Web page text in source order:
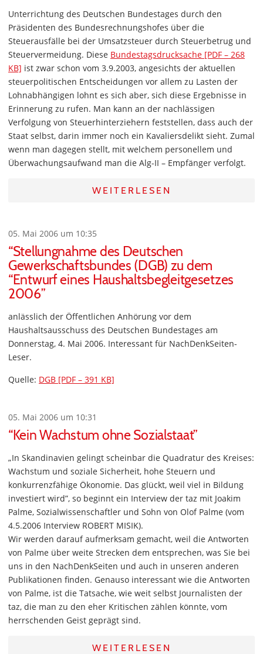
Unterrichtung des Deutschen Bundestages durch den
Präsidenten des Bundesrechnungshofes über die
Steuerausfälle bei der Umsatzsteuer durch Steuerbetrug und
Steuervermeidung. Diese Bundestagsdrucksache [PDF – 268
KB] ist zwar schon vom 3.9.2003, angesichts der aktuellen
steuerpolitischen Entscheidungen vor allem zu Lasten der
Lohnabhängigen lohnt es sich aber, sich diese Ergebnisse in
Erinnerung zu rufen. Man kann an der nachlässigen
Verfolgung von Steuerhinterziehern feststellen, dass auch der
Staat selbst, darin immer noch ein Kavaliersdelikt sieht. Zumal
wenn man dagegen stellt, mit welchem personellem und
Überwachungsaufwand man die Alg-II – Empfänger verfolgt.
WEITERLESEN
05. Mai 2006 um 10:35
“Stellungnahme des Deutschen
Gewerkschaftsbundes (DGB) zu dem
“Entwurf eines Haushaltsbegleitgesetzes
2006”
anlässlich der Öffentlichen Anhörung vor dem
Haushaltsausschuss des Deutschen Bundestages am
Donnerstag, 4. Mai 2006. Interessant für NachDenkSeiten-
Leser.
Quelle: DGB [PDF – 391 KB]
05. Mai 2006 um 10:31
“Kein Wachstum ohne Sozialstaat”
„In Skandinavien gelingt scheinbar die Quadratur des Kreises:
Wachstum und soziale Sicherheit, hohe Steuern und
konkurrenzfähige Ökonomie. Das glückt, weil viel in Bildung
investiert wird”, so beginnt ein Interview der taz mit Joakim
Palme, Sozialwissenschaftler und Sohn von Olof Palme (vom
4.5.2006 Interview ROBERT MISIK).
Wir werden darauf aufmerksam gemacht, weil die Antworten
von Palme über weite Strecken dem entsprechen, was Sie bei
uns in den NachDenkSeiten und auch in unseren anderen
Publikationen finden. Genauso interessant wie die Antworten
von Palme, ist die Tatsache, wie weit selbst Journalisten der
taz, die man zu den eher Kritischen zählen könnte, vom
herrschenden Geist geprägt sind.
WEITERLESEN